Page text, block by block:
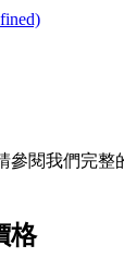
參閱我們完整
格